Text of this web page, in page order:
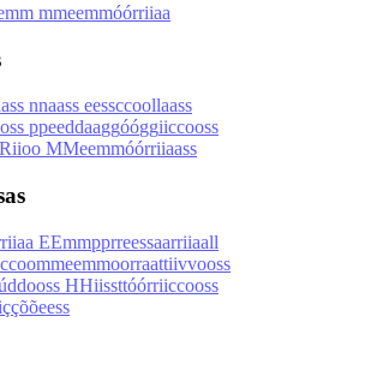
mm mmeemmóórriiaa
ass nnaass eessccoollaass
oss ppeeddaaggóóggiiccooss
Riioo MMeemmóórriiaass
riiaa EEmmpprreessaarriiaall
ccoommeemmoorraattiivvooss
ddooss HHiissttóórriiccooss
ççõõeess